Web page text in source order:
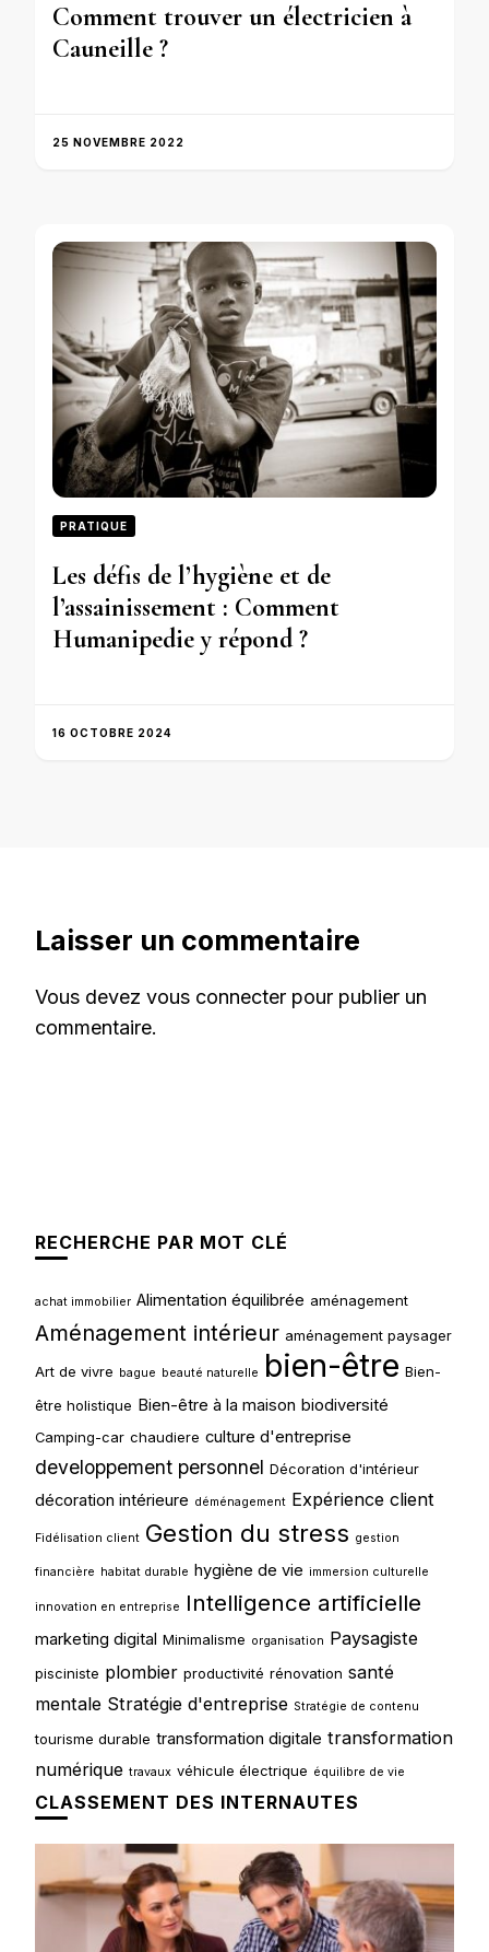
Comment trouver un électricien à
Cauneille ?
25 NOVEMBRE 2022
PRATIQUE
Les défis de l’hygiène et de
l’assainissement : Comment
Humanipedie y répond ?
16 OCTOBRE 2024
Laisser un commentaire
Vous devez vous connecter pour publier un
commentaire.
RECHERCHE PAR MOT CLÉ
achat immobilier Alimentation équilibrée aménagement
Aménagement intérieur aménagement paysager
Art de vivre bague beauté naturelle bien-être Bien-
être holistique Bien-être à la maison biodiversité
Camping-car chaudiere culture d'entreprise
developpement personnel Décoration d'intérieur
décoration intérieure déménagement Expérience client
Fidélisation client Gestion du stress gestion
financière habitat durable hygiène de vie immersion culturelle
innovation en entreprise Intelligence artificielle
marketing digital Minimalisme organisation Paysagiste
pisciniste plombier productivité rénovation santé
mentale Stratégie d'entreprise Stratégie de contenu
tourisme durable transformation digitale transformation
numérique travaux véhicule électrique équilibre de vie
CLASSEMENT DES INTERNAUTES